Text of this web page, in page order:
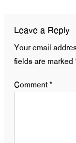
Leave a Reply
Your email
fields are marked
Comment*